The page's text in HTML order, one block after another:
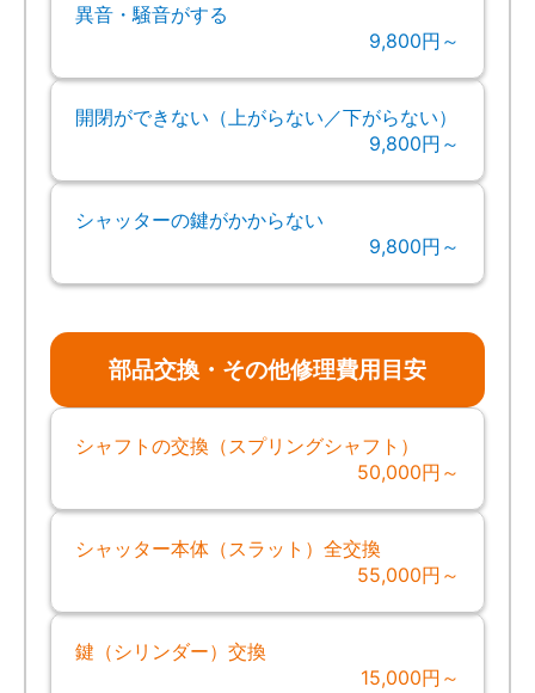
異音・騒音がする
9,800円～
開閉ができない（上がらない／下がらない）
9,800円～
シャッターの鍵がかからない
9,800円～
部品交換・その他修理費用目安
シャフトの交換（スプリングシャフト）
50,000円～
シャッター本体（スラット）全交換
55,000円～
鍵（シリンダー）交換
15,000円～